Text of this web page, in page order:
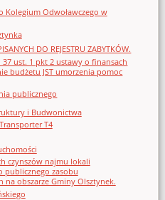
Kolegium Odwoławczego w
DO REJESTRU ZABYTKÓW.
ust. 1 pkt 2 ustawy o finansach
budżetu JST umorzenia pomoc
publicznego
i Budwonictwa
T4
czynszów najmu lokali
publicznego zasobu
na obszarze Gminy Olsztynek.